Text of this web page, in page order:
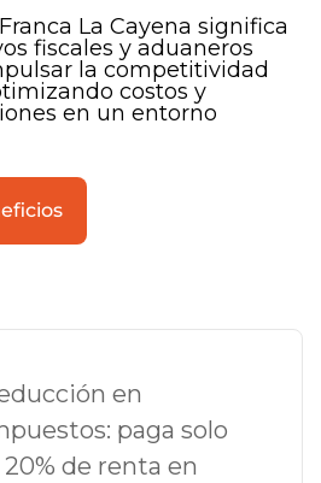
La Cayena significa
fiscales y aduaneros
la competitividad
costos y
en un entorno
en
paga solo
20% de renta en